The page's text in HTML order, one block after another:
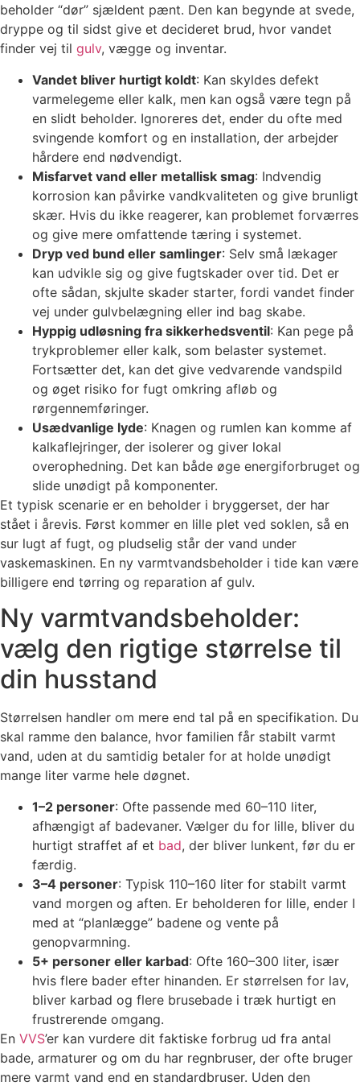
beholder “dør” sjældent pænt. Den kan begynde at svede,
dryppe og til sidst give et decideret brud, hvor vandet
finder vej til gulv, vægge og inventar.
Vandet bliver hurtigt koldt: Kan skyldes defekt
varmelegeme eller kalk, men kan også være tegn på
en slidt beholder. Ignoreres det, ender du ofte med
svingende komfort og en installation, der arbejder
hårdere end nødvendigt.
Misfarvet vand eller metallisk smag: Indvendig
korrosion kan påvirke vandkvaliteten og give brunligt
skær. Hvis du ikke reagerer, kan problemet forværres
og give mere omfattende tæring i systemet.
Dryp ved bund eller samlinger: Selv små lækager
kan udvikle sig og give fugtskader over tid. Det er
ofte sådan, skjulte skader starter, fordi vandet finder
vej under gulvbelægning eller ind bag skabe.
Hyppig udløsning fra sikkerhedsventil: Kan pege på
trykproblemer eller kalk, som belaster systemet.
Fortsætter det, kan det give vedvarende vandspild
og øget risiko for fugt omkring afløb og
rørgennemføringer.
Usædvanlige lyde: Knagen og rumlen kan komme af
kalkaflejringer, der isolerer og giver lokal
overophedning. Det kan både øge energiforbruget og
slide unødigt på komponenter.
Et typisk scenarie er en beholder i bryggerset, der har
stået i årevis. Først kommer en lille plet ved soklen, så en
sur lugt af fugt, og pludselig står der vand under
vaskemaskinen. En ny varmtvandsbeholder i tide kan være
billigere end tørring og reparation af gulv.
Ny varmtvandsbeholder:
vælg den rigtige størrelse til
din husstand
Størrelsen handler om mere end tal på en specifikation. Du
skal ramme den balance, hvor familien får stabilt varmt
vand, uden at du samtidig betaler for at holde unødigt
mange liter varme hele døgnet.
1–2 personer: Ofte passende med 60–110 liter,
afhængigt af badevaner. Vælger du for lille, bliver du
hurtigt straffet af et bad, der bliver lunkent, før du er
færdig.
3–4 personer: Typisk 110–160 liter for stabilt varmt
vand morgen og aften. Er beholderen for lille, ender I
med at “planlægge” badene og vente på
genopvarmning.
5+ personer eller karbad: Ofte 160–300 liter, især
hvis flere bader efter hinanden. Er størrelsen for lav,
bliver karbad og flere brusebade i træk hurtigt en
frustrerende omgang.
En VVS’er kan vurdere dit faktiske forbrug ud fra antal
bade, armaturer og om du har regnbruser, der ofte bruger
mere varmt vand end en standardbruser. Uden den